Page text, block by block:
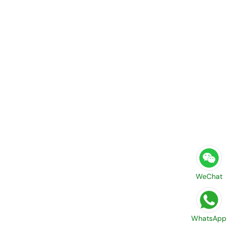
WeChat
WhatsApp